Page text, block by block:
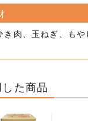
き肉、玉ねぎ、も
た商品